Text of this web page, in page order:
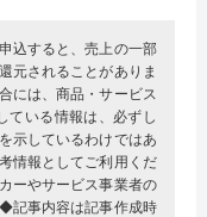
込すると、売上の一部
元されることがありま
には、商品・サービス
ている情報は、必ずし
示しているわけではあ
情報としてご利用くだ
ーやサービス事業者の
記事内容は記事作成時